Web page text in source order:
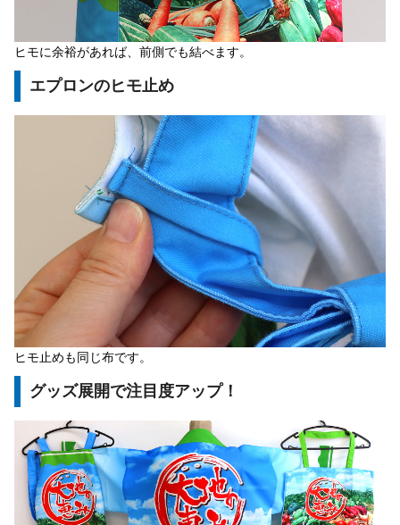
ヒモに余裕があれば、前側でも結べます。
エプロンのヒモ止め
ヒモ止めも同じ布です。
グッズ展開で注目度アップ！